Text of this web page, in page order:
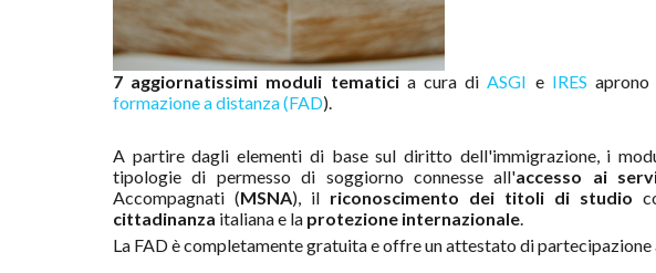
7 aggiornatissimi moduli tematicia cura diASGI e IRES
formazione a distanza (FAD).
A partire dagli elementi di base sul diritto dell'immigrazione, i
tipologie di permesso di soggiorno connesse all'accesso ai
Accompagnati (MSNA), il riconoscimento dei titoli di studio
cittadinanza italiana e la protezione internazionale.
La FAD è completamente gratuita e offre un attestato di